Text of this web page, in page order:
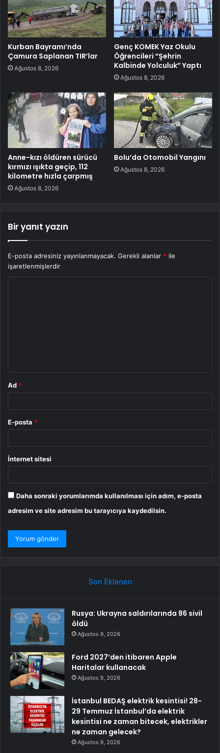
Kurban Bayramı’nda
Çamura Saplanan TIR’lar
Ağustos 8, 2026
Genç KOMEK Yaz Okulu
Öğrencileri “Şehrin
Kalbinde Yolculuk” Yaptı
Ağustos 8, 2026
Anne-kızı öldüren sürücü
kırmızı ışıkta geçip, 112
kilometre hızla çarpmış
Ağustos 8, 2026
Bolu’da Otomobil Yangını
Ağustos 8, 2026
Bir yanıt yazın
E-posta adresiniz yayınlanmayacak. Gerekli alanlar * ile
işaretlenmişlerdir
Ad *
E-posta *
İnternet sitesi
Daha sonraki yorumlarımda kullanılması için adım, e-posta
adresim ve site adresim bu tarayıcıya kaydedilsin.
Son Eklenen
Rusya: Ukrayna saldırılarında 86 sivil
öldü
Ağustos 9, 2026
Ford 2027’den itibaren Apple
Haritalar kullanacak
Ağustos 9, 2026
İstanbul BEDAŞ elektrik kesintisi! 28-
29 Temmuz İstanbul’da elektrik
kesintisi ne zaman bitecek, elektrikler
ne zaman gelecek?
Ağustos 9, 2026